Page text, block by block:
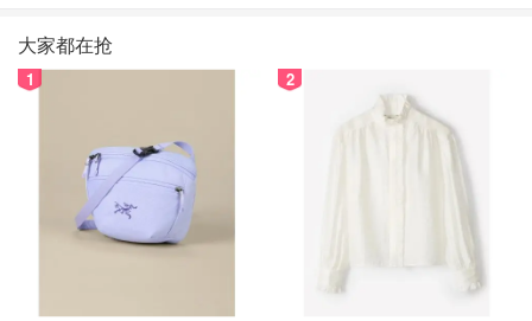
大家都在抢
1 2